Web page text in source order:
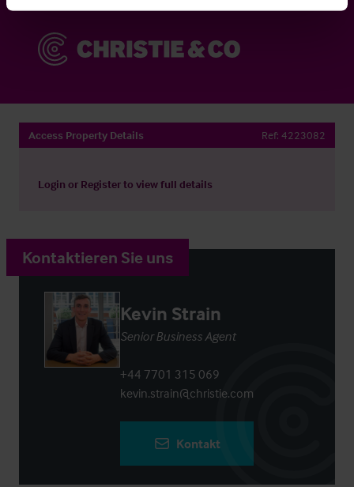
Access Property Details Ref: 4223082
Login or Registerto view full details
Kontaktieren Sie uns
Kevin Strain
Senior Business Agent
+44 7701 315 069
kevin.strain@christie.com
Kontakt